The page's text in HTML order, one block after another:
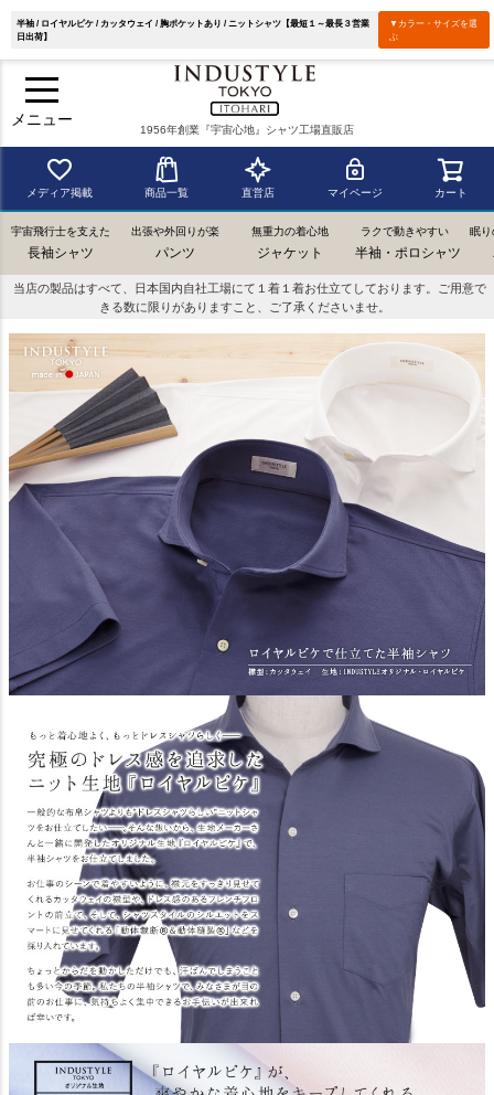
メニュー
1956年創業『宇宙心地』シャツ工場直販店
メディア掲載 商品一覧 直営店 マイページ カート
宇宙飛行士を支えた
長袖シャツ
出張や外回りが楽
パンツ
無重力の着心地
ジャケット
ラクで動きやすい
半袖・ポロシャツ
眠り
当店の製品はすべて、日本国内自社工場にて１着１着お仕立てしております。ご用意で
きる数に限りがありますこと、ご了承くださいませ。
半袖 / ロイヤルピケ / カッタウェイ / 胸ポケットあり / ニットシャツ【最短１～最長３営業
日出荷】
▼カラー・サイズを選
ぶ